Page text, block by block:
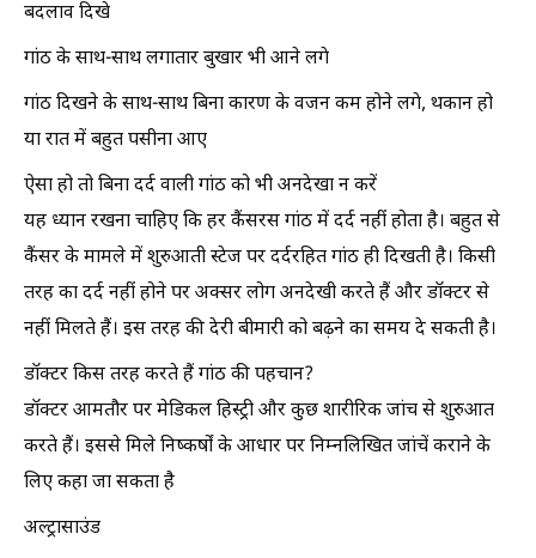
बदलाव दिखे
गांठ के साथ-साथ लगातार बुखार भी आने लगे
गांठ दिखने के साथ-साथ बिना कारण के वजन कम होने लगे, थकान हो
या रात में बहुत पसीना आए
ऐसा हो तो बिना दर्द वाली गांठ को भी अनदेखा न करें
यह ध्यान रखना चाहिए कि हर कैंसरस गांठ में दर्द नहीं होता है। बहुत से
कैंसर के मामले में शुरुआती स्टेज पर दर्दरहित गांठ ही दिखती है। किसी
तरह का दर्द नहीं होने पर अक्सर लोग अनदेखी करते हैं और डॉक्टर से
नहीं मिलते हैं। इस तरह की देरी बीमारी को बढ़ने का समय दे सकती है।
डॉक्टर किस तरह करते हैं गांठ की पहचान?
डॉक्टर आमतौर पर मेडिकल हिस्ट्री और कुछ शारीरिक जांच से शुरुआत
करते हैं। इससे मिले निष्कर्षों के आधार पर निम्नलिखित जांचें कराने के
लिए कहा जा सकता है
अल्ट्रासाउंड